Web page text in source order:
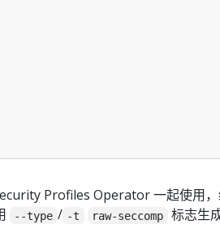
Profiles Operator 一起使用
--type / -t raw-seccomp
标志生